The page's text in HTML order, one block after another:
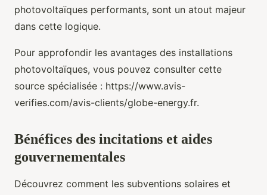
photovoltaïques performants, sont un atout majeur
dans cette logique.
Pour approfondir les avantages des installations
photovoltaïques, vous pouvez consulter cette
source spécialisée : https://www.avis-
verifies.com/avis-clients/globe-energy.fr.
Bénéfices des incitations et aides
gouvernementales
Découvrez comment les subventions solaires et